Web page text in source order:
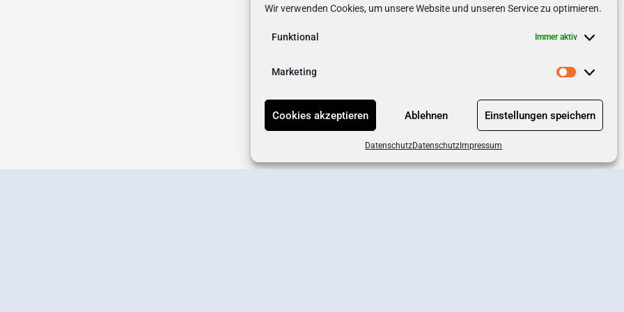
Wir verwenden Cookies, um unsere Website und unseren Service zu optimieren.
Funktional Immer aktiv
Marketing
Cookies akzeptieren Ablehnen Einstellungen speichern
DatenschutzDatenschutz Impressum